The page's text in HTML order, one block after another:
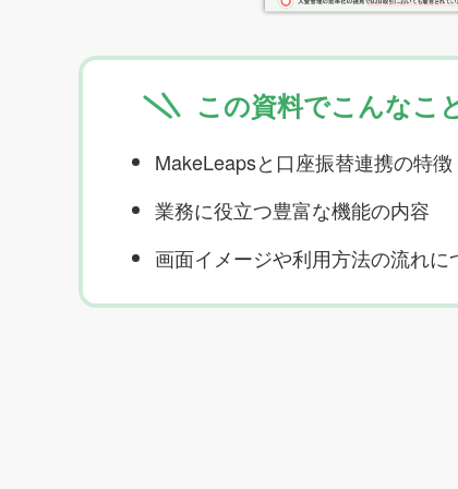
この資料でこんなこ
MakeLeapsと口座振替連携の特徴
業務に役立つ豊富な機能の内容
画面イメージや利用方法の流れに